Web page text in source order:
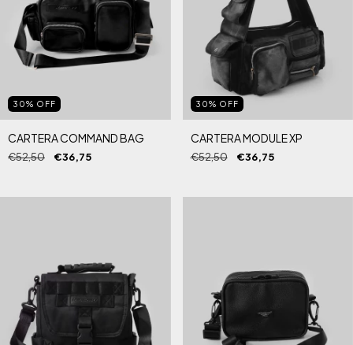
30% OFF
CARTERA COMMAND BAG
€52,50 €36,75
30% OFF
CARTERA MODULE XP
€52,50 €36,75